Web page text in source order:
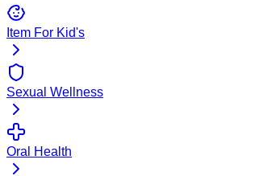
Item For Kid's
Sexual Wellness
Oral Health